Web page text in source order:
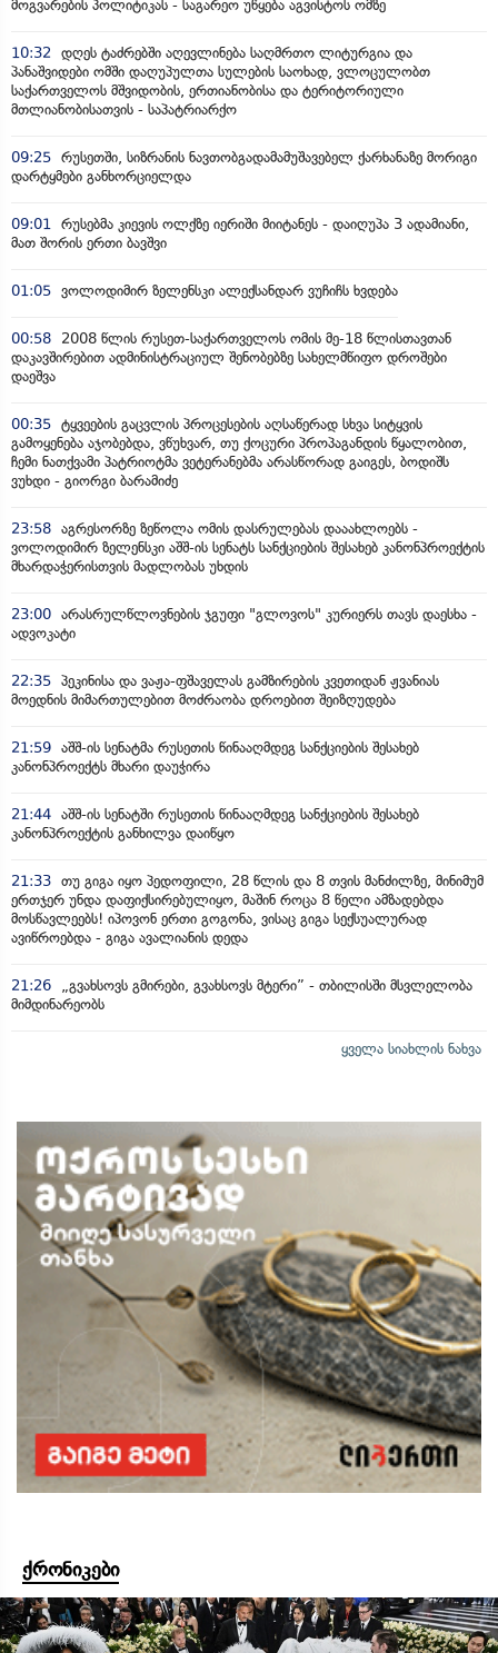
მოგვარების პოლიტიკას - საგარეო უწყება აგვისტოს ომზე
10:32
დღეს ტაძრებში აღევლინება საღმრთო ლიტურგია და
პანაშვიდები ომში დაღუპულთა სულების საოხად, ვლოცულობთ
საქართველოს მშვიდობის, ერთიანობისა და ტერიტორიული
მთლიანობისათვის - საპატრიარქო
09:25 რუსეთში, სიზრანის ნავთობგადამამუშავებელ ქარხანაზე მორიგი
დარტყმები განხორციელდა
09:01
რუსებმა კიევის ოლქზე იერიში მიიტანეს - დაიღუპა 3 ადამიანი,
მათ შორის ერთი ბავშვი
01:05 ვოლოდიმირ ზელენსკი ალექსანდარ ვუჩიჩს ხვდება
00:58
2008 წლის რუსეთ-საქართველოს ომის მე-18 წლისთავთან
დაკავშირებით ადმინისტრაციულ შენობებზე სახელმწიფო დროშები
დაეშვა
00:35 ტყვეების გაცვლის პროცესების აღსაწერად სხვა სიტყვის
გამოყენება აჯობებდა, ვწუხვარ, თუ ქოცური პროპაგანდის წყალობით,
ჩემი ნათქვამი პატრიოტმა ვეტერანებმა არასწორად გაიგეს, ბოდიშს
ვუხდი - გიორგი ბარამიძე
23:58 აგრესორზე ზეწოლა ომის დასრულებას დააახლოებს -
ვოლოდიმირ ზელენსკი აშშ-ის სენატს სანქციების შესახებ კანონპროექტის
მხარდაჭერისთვის მადლობას უხდის
23:00 არასრულწლოვნების ჯგუფი "გლოვოს" კურიერს თავს დაესხა -
ადვოკატი
22:35 პეკინისა და ვაჟა-ფშაველას გამზირების კვეთიდან ჟვანიას
მოედნის მიმართულებით მოძრაობა დროებით შეიზღუდება
21:59 აშშ-ის სენატმა რუსეთის წინააღმდეგ სანქციების შესახებ
კანონპროექტს მხარი დაუჭირა
21:44 აშშ-ის სენატში რუსეთის წინააღმდეგ სანქციების შესახებ
კანონპროექტის განხილვა დაიწყო
21:33 თუ გიგა იყო პედოფილი, 28 წლის და 8 თვის მანძილზე, მინიმუმ
ერთჯერ უნდა დაფიქსირებულიყო, მაშინ როცა 8 წელი ამზადებდა
მოსწავლეებს! იპოვონ ერთი გოგონა, ვისაც გიგა სექსუალურად
ავიწროებდა - გიგა ავალიანის დედა
21:26
„გვახსოვს გმირები, გვახსოვს მტერი” - თბილისში მსვლელობა
მიმდინარეობს
ყველა სიახლის ნახვა
ქრონიკები